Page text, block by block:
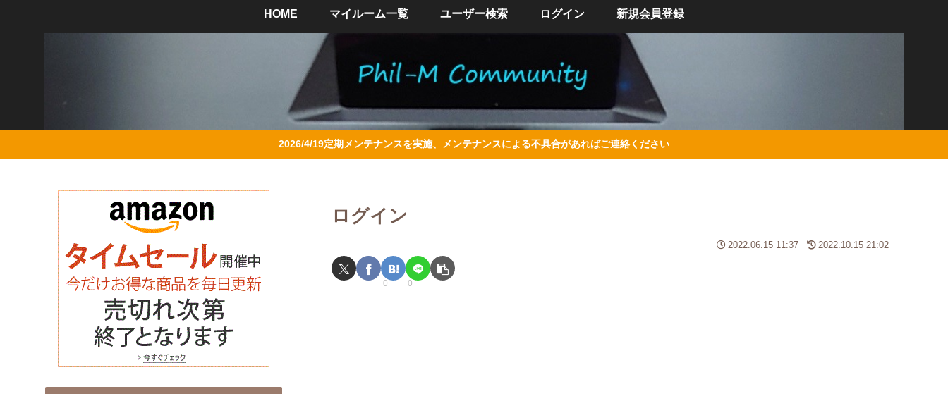
HOME マイルーム一覧 ユーザー検索 ログイン 新規会員登録
2026/4/19定期メンテナンスを実施、メンテナンスによる不具合があればご連絡ください
ログイン
2022.06.15 11:37 2022.10.15 21:02
0 0